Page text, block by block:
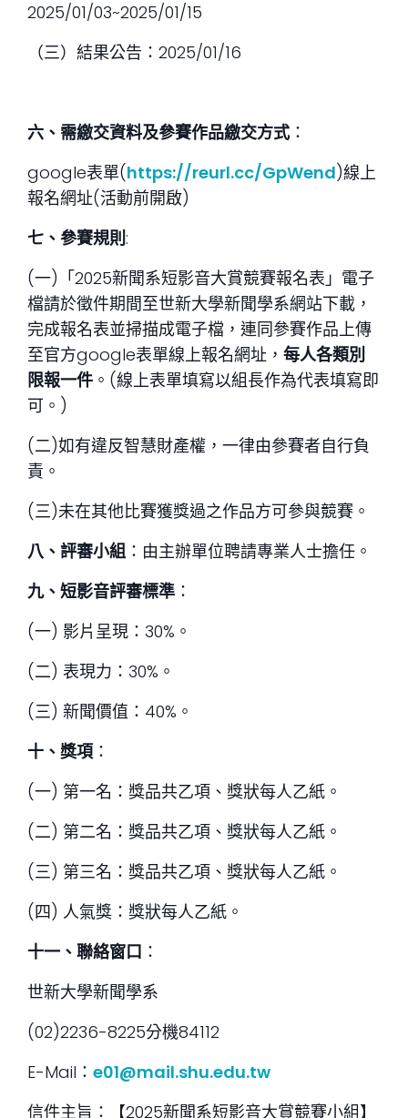
2025/01/03~2025/01/15
（三）結果公告：2025/01/16
六、需繳交資料及參賽作品繳交方式：
google表單(https://reurl.cc/GpWend)線上
報名網址(活動前開啟)
七、參賽規則:
(一)「2025新聞系短影音大賞競賽報名表」電子
檔請於徵件期間至世新大學新聞學系網站下載，
完成報名表並掃描成電子檔，連同參賽作品上傳
至官方google表單線上報名網址， 每人各類別
限報一件 。(線上表單填寫以組長作為代表填寫即
可。)
(二)如有違反智慧財產權，一律由參賽者自行負
責。
(三)未在其他比賽獲獎過之作品方可參與競賽。
八、評審小組 ：由主辦單位聘請專業人士擔任。
九、短影音評審標準 ：
(一) 影片呈現：30%。
(二) 表現力：30%。
(三) 新聞價值：40%。
十、獎項：
(一) 第一名：獎品共乙項、獎狀每人乙紙。
(二) 第二名：獎品共乙項、獎狀每人乙紙。
(三) 第三名：獎品共乙項、獎狀每人乙紙。
(四) 人氣獎：獎狀每人乙紙。
十一、聯絡窗口 ：
世新大學新聞學系
(02)2236-8225分機84112
E-Mail： e01@mail.shu.edu.tw
信件主旨：【2025新聞系短影音大賞競賽小組】